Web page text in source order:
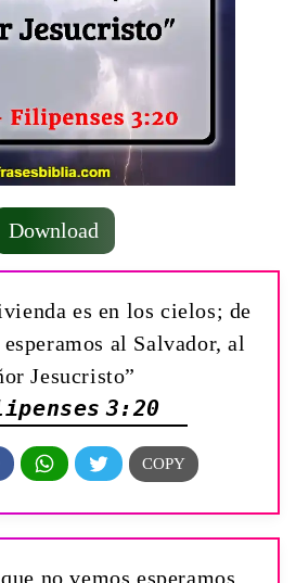
Download
es en los cielos; de
al Salvador, al
Jesucristo”
3:20
no vemos esperamos,